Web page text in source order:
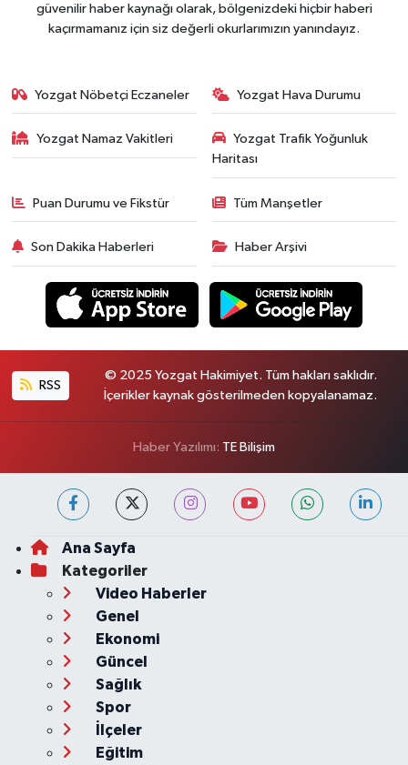
güvenilir haber kaynağı olarak, bölgenizdeki hiçbir haberi
kaçırmamanız için siz değerli okurlarımızın yanındayız.
Yozgat Nöbetçi Eczaneler Yozgat Hava Durumu
Yozgat Namaz Vakitleri
Yozgat Trafik Yoğunluk
Haritası
Puan Durumu ve Fikstür Tüm Manşetler
Son Dakika Haberleri Haber Arşivi
RSS
© 2025 Yozgat Hakimiyet. Tüm hakları saklıdır.
İçerikler kaynak gösterilmeden kopyalanamaz.
Haber Yazılımı: TE Bilişim
Ana Sayfa
Kategoriler
Video Haberler
Genel
Ekonomi
Güncel
Sağlık
Spor
İlçeler
Eğitim